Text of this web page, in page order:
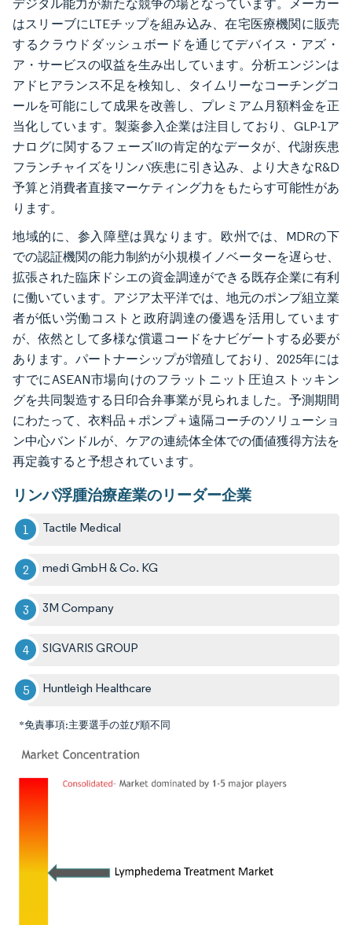
デジタル能力が新たな競争の場となっています。メーカー
はスリーブにLTEチップを組み込み、在宅医療機関に販売
するクラウドダッシュボードを通じてデバイス・アズ・
ア・サービスの収益を生み出しています。分析エンジンは
アドヒアランス不足を検知し、タイムリーなコーチングコ
ールを可能にして成果を改善し、プレミアム月額料金を正
当化しています。製薬参入企業は注目しており、GLP-1ア
ナログに関するフェーズIIの肯定的なデータが、代謝疾患
フランチャイズをリンパ疾患に引き込み、より大きなR&D
予算と消費者直接マーケティング力をもたらす可能性があ
ります。
地域的に、参入障壁は異なります。欧州では、MDRの下
での認証機関の能力制約が小規模イノベーターを遅らせ、
拡張された臨床ドシエの資金調達ができる既存企業に有利
に働いています。アジア太平洋では、地元のポンプ組立業
者が低い労働コストと政府調達の優遇を活用しています
が、依然として多様な償還コードをナビゲートする必要が
あります。パートナーシップが増殖しており、2025年には
すでにASEAN市場向けのフラットニット圧迫ストッキン
グを共同製造する日印合弁事業が見られました。予測期間
にわたって、衣料品＋ポンプ＋遠隔コーチのソリューショ
ン中心バンドルが、ケアの連続体全体での価値獲得方法を
再定義すると予想されています。
リンパ浮腫治療産業のリーダー企業
Tactile Medical
medi GmbH & Co. KG
3M Company
SIGVARIS GROUP
Huntleigh Healthcare
*免責事項:主要選手の並び順不同